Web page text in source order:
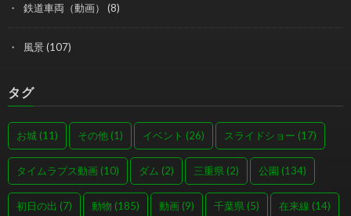
鉄道車両（動画） (8)
風景(107)
タグ
お城 (11) その他 (1) イベント (26) スライドショー (17)
タイムラプス動画 (10) ダム (2) 三重県 (2) 公園 (134)
初日の出 (7) 動物 (185) 動画 (9) 千葉県 (5) 在来線 (14)